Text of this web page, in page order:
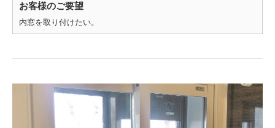
お客様のご要望
内窓を取り付けたい。